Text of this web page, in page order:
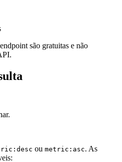
são gratuitas e não
ou metric:asc. As